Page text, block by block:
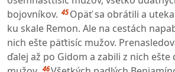
bojovníkov. 45 Opäť sa obrátili a
ku skale Remon. Ale na cestách
nich ešte päťtisíc mužov.
ďalej až po Gidom a zabili z nich ešte
46